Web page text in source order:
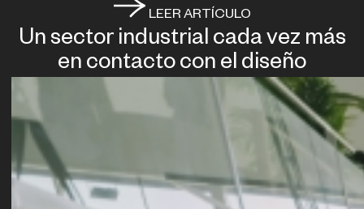
LEER ARTÍCULO
Un sector industrial cada vez más
en contacto con el diseño